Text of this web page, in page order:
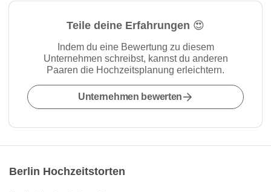
Teile deine Erfahrungen 😍
Indem du eine Bewertung zu diesem
Unternehmen schreibst, kannst du anderen
Paaren die Hochzeitsplanung erleichtern.
Unternehmen bewerten
Berlin Hochzeitstorten